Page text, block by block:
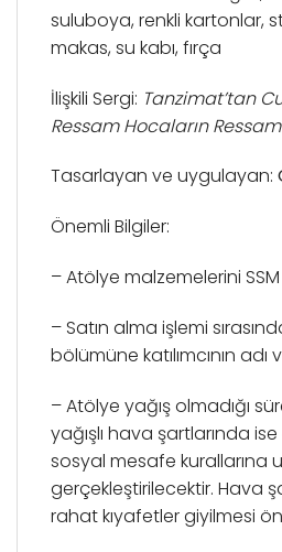
suluboya, renkli kartonlar,
makas, su kabı, fırça
İlişkili Sergi: Tanzimat’tan
Ressam Hocaların
Tasarlayan ve uygulayan:
Önemli Bilgiler:
– Atölye malzemelerini
– Satın alma işlemi
bölümüne katılımcının adı
– Atölye yağış olmadığı
yağışlı hava şartlarında
sosyal mesafe kurallarına
gerçekleştirilecektir. Hava
rahat kıyafetler giyilmesi